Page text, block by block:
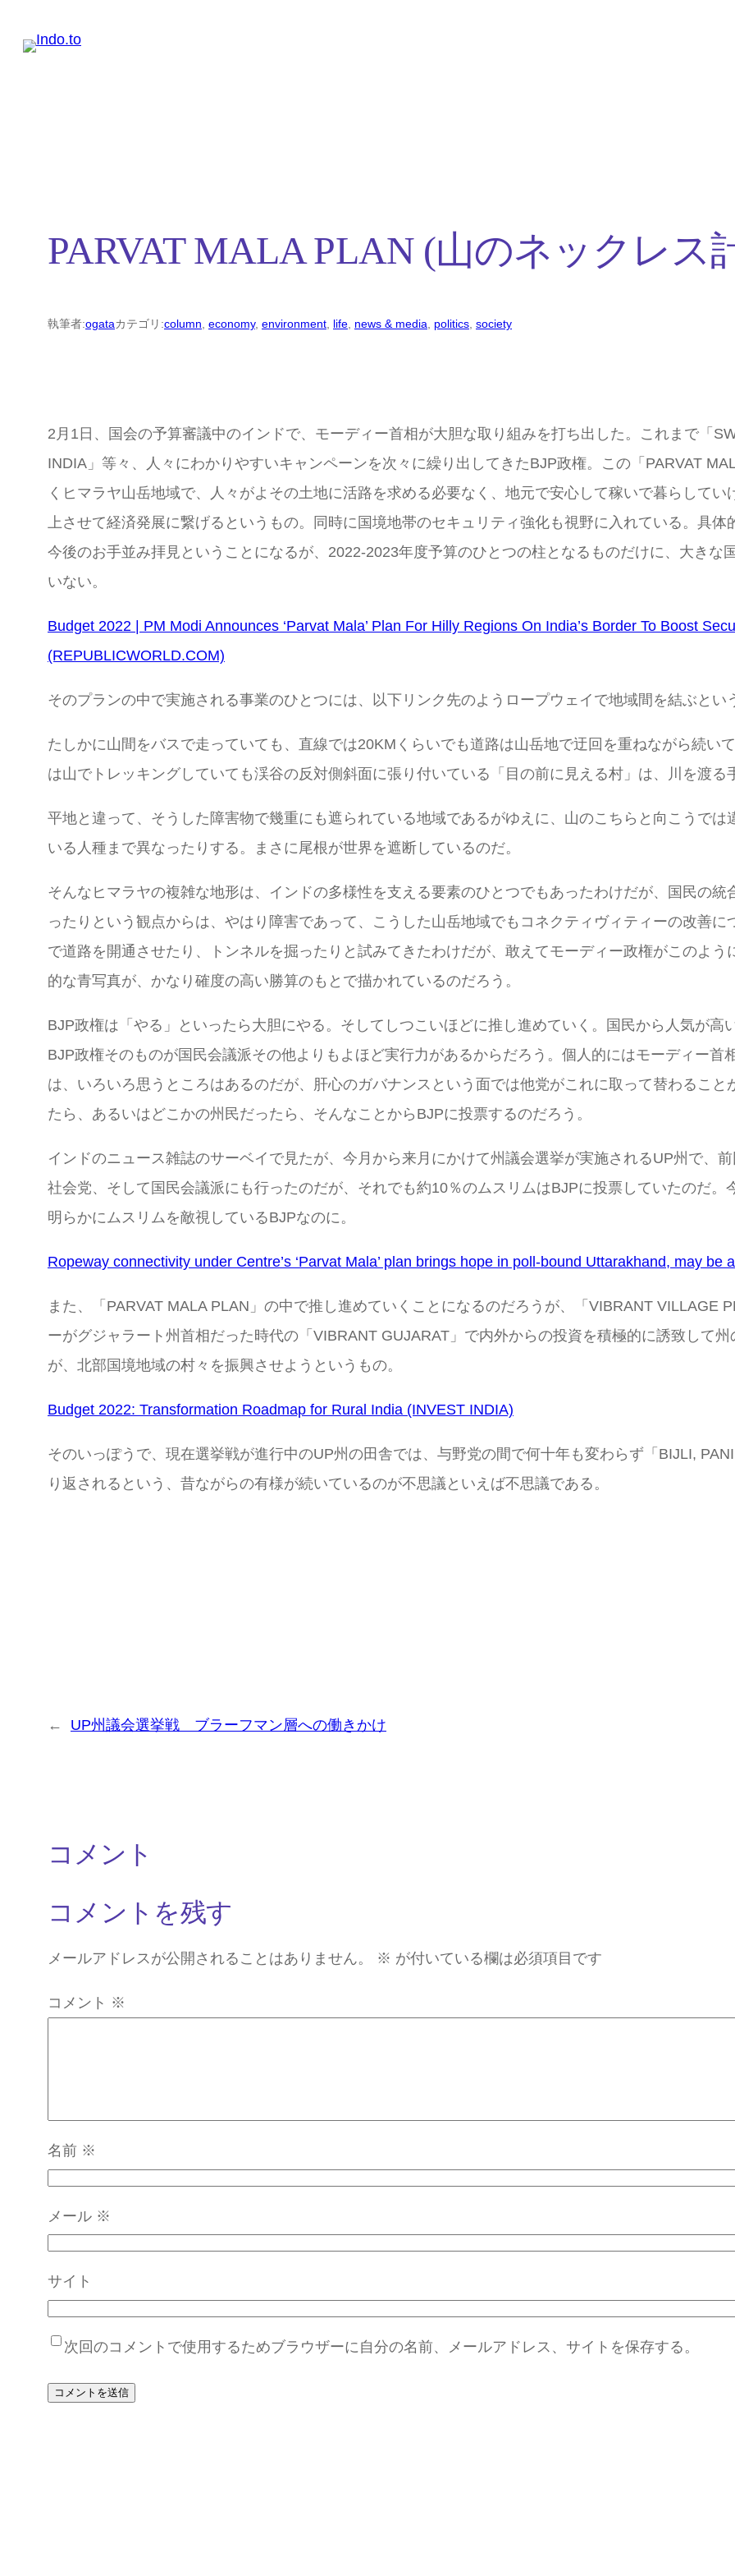
PARVAT MALA PLAN (山のネックレス
執筆者:ogataカテゴリ:column, economy, environment, life, news & media, politics, society
2月1日、国会の予算審議中のインドで、モーディー首相が大胆な取り組みを打ち出した。これまで「
INDIA」等々、人々にわかりやすいキャンペーンを次々に繰り出してきたBJP政権。この「PARVAT
くヒマラヤ山岳地域で、人々がよその土地に活路を求める必要なく、地元で安心して稼いで暮らして
上させて経済発展に繋げるというもの。同時に国境地帯のセキュリティ強化も視野に入れている。具体
今後のお手並み拝見ということになるが、2022-2023年度予算のひとつの柱となるものだけに、大きな
いない。
Budget 2022 | PM Modi Announces ‘Parvat Mala’ Plan For Hilly Regions On India’s Border To Boost
(REPUBLICWORLD.COM)
そのプランの中で実施される事業のひとつには、以下リンク先のようロープウェイで地域間を結ぶとい
たしかに山間をバスで走っていても、直線では20KMくらいでも道路は山岳地で迂回を重ねながら続い
は山でトレッキングしていても渓谷の反対側斜面に張り付いている「目の前に見える村」は、川を渡る
平地と違って、そうした障害物で幾重にも遮られている地域であるがゆえに、山のこちらと向こうで
いる人種まで異なったりする。まさに尾根が世界を遮断しているのだ。
そんなヒマラヤの複雑な地形は、インドの多様性を支える要素のひとつでもあったわけだが、国民の
ったりという観点からは、やはり障害であって、こうした山岳地域でもコネクティヴィティーの改善
で道路を開通させたり、トンネルを掘ったりと試みてきたわけだが、敢えてモーディー政権がこのよ
的な青写真が、かなり確度の高い勝算のもとで描かれているのだろう。
BJP政権は「やる」といったら大胆にやる。そしてしつこいほどに推し進めていく。国民から人気が高
BJP政権そのものが国民会議派その他よりもよほど実行力があるからだろう。個人的にはモーディー首
は、いろいろ思うところはあるのだが、肝心のガバナンスという面では他党がこれに取って替わるこ
たら、あるいはどこかの州民だったら、そんなことからBJPに投票するのだろう。
インドのニュース雑誌のサーベイで見たが、今月から来月にかけて州議会選挙が実施されるUP州で、
社会党、そして国民会議派にも行ったのだが、それでも約10％のムスリムはBJPに投票していたのだ。
明らかにムスリムを敵視しているBJPなのに。
Ropeway connectivity under Centre’s ‘Parvat Mala’ plan brings hope in poll-bound Uttarakhand, may
また、「PARVAT MALA PLAN」の中で推し進めていくことになるのだろうが、「VIBRANT VILLAGE
ーがグジャラート州首相だった時代の「VIBRANT GUJARAT」で内外からの投資を積極的に誘致して
が、北部国境地域の村々を振興させようというもの。
Budget 2022: Transformation Roadmap for Rural India (INVEST INDIA)
そのいっぽうで、現在選挙戦が進行中のUP州の田舎では、与野党の間で何十年も変わらず「BIJLI,
り返されるという、昔ながらの有様が続いているのが不思議といえば不思議である。
← UP州議会選挙戦 ブラーフマン層への働きかけ
コメント
コメントを残す
メールアドレスが公開されることはありません。 ※ が付いている欄は必須項目です
コメント ※
名前 ※
メール ※
サイト
次回のコメントで使用するためブラウザーに自分の名前、メールアドレス、サイトを保存する。